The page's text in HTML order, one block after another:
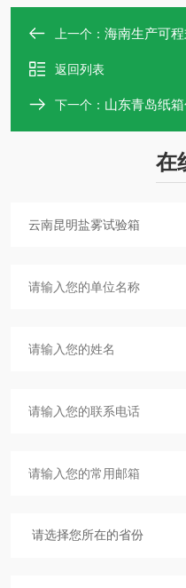
上一个： 海南生产可
返回列表
下一个： 山东青岛纸
在